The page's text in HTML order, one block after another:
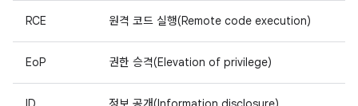
RCE 원격 코드 실행(Remote code execution)
EoP 권한 승격(Elevation of privilege)